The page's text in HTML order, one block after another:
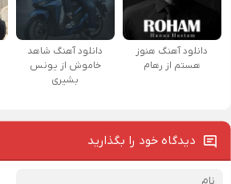
دانلود آهنگ هنوز
هستم از رهام
دانلود آهنگ شاهد
خاموش از یونس
بشیری
دیدگاه خود را بگذارید